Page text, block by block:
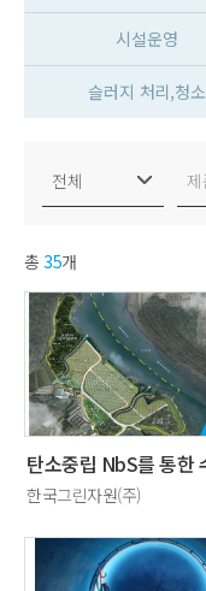
시설운영
슬러지 처리,청소
총 35개
한국그린자원(주)